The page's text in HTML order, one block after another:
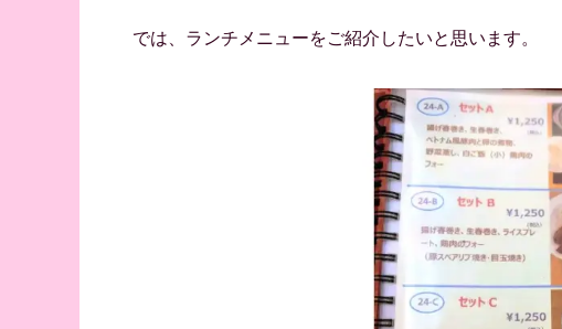
では、ランチメニューをご紹介したいと思います。